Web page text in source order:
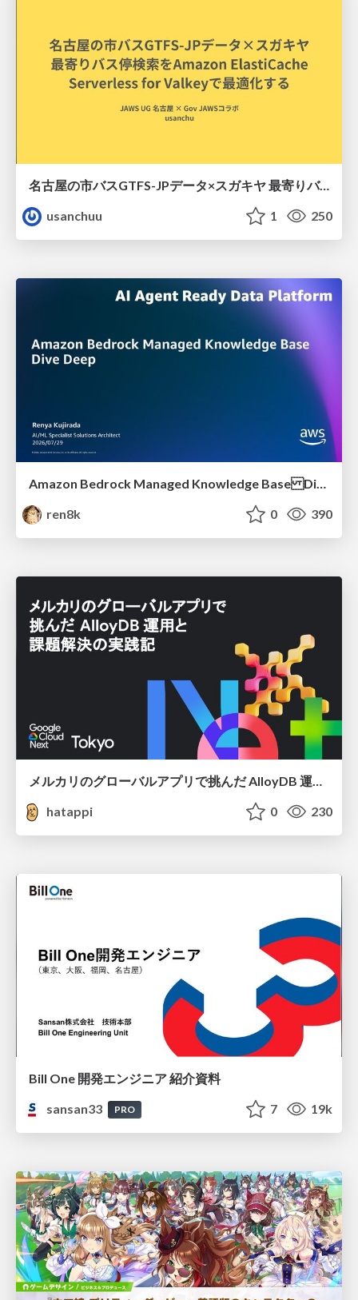
名古屋の市バスGTFS-JPデータ×スガキヤ 最寄りバス停検索をAmazon ElastiCache Serverless for Valkeyで最適化する
usanchuu
1 250
ren8k
0 390
メルカリのグローバルアプリで挑んだ AlloyDB 運用と課題解決の実践記
hatappi
0 230
Bill One 開発エンジニア 紹介資料
sansan33
PRO 7 19k